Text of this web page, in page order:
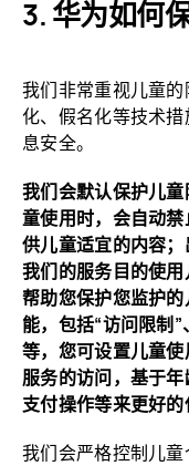
华为如何
我们非常重视儿童
化、假名化等技术
息安全。
我们会默认保护儿
童使用时，会自动
供儿童适宜的内容
我们的服务目的使
帮助您保护您监护
能，包括“访问限制
等，您可设置儿童
服务的访问，基于
支付操作等来更好
我们会严格控制儿